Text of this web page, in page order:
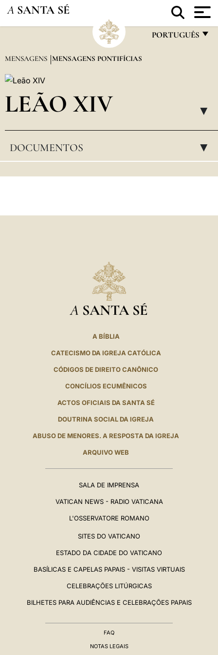
A SANTA SÉ
PORTUGUÊS
ESPAÑOL
MENSAGENS MENSAGENS PONTIFÍCIAS
LEÃO XIV ▸
DOCUMENTOS ▸
A SANTA SÉ
A BÍBLIA
CATECISMO DA IGREJA CATÓLICA
CÓDIGOS DE DIREITO CANÔNICO
CONCÍLIOS ECUMÊNICOS
ACTOS OFICIAIS DA SANTA SÉ
DOUTRINA SOCIAL DA IGREJA
ABUSO DE MENORES. A RESPOSTA DA IGREJA
ARQUIVO WEB
SALA DE IMPRENSA
VATICAN NEWS - RADIO VATICANA
L'OSSERVATORE ROMANO
SITES DO VATICANO
ESTADO DA CIDADE DO VATICANO
BASÍLICAS E CAPELAS PAPAIS - VISITAS VIRTUAIS
CELEBRAÇÕES LITÚRGICAS
BILHETES PARA AUDIÊNCIAS E CELEBRAÇÕES PAPAIS
FAQ
NOTAS LEGAIS